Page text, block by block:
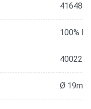
416481
100%
Ø 19mm